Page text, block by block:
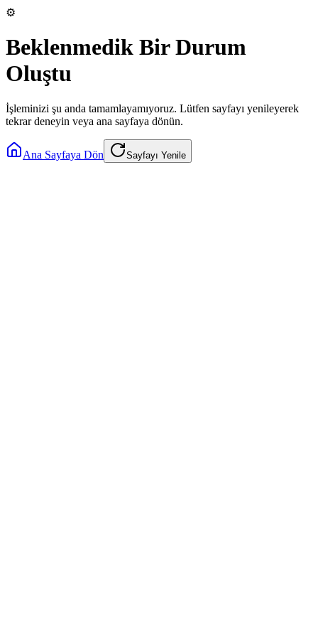
⚙️
Beklenmedik Bir Durum
Oluştu
İşleminizi şu anda tamamlayamıyoruz. Lütfen sayfayı yenileyerek
tekrar deneyin veya ana sayfaya dönün.
Ana Sayfaya Dön Sayfayı Yenile